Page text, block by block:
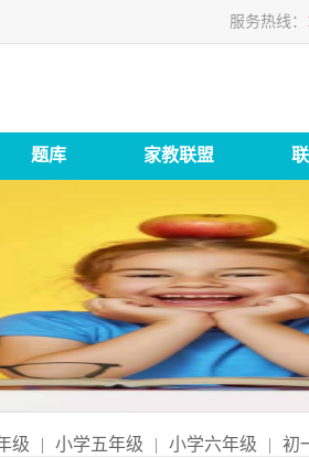
服务热线：
题库 家教联盟
级 | 小学五年级 | 小学六年级 | 初